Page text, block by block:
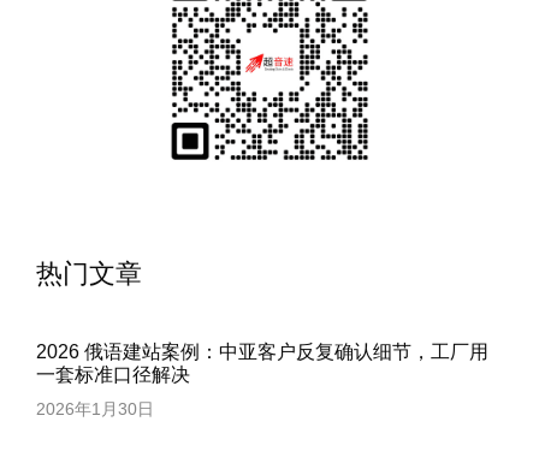
热门文章
2026 俄语建站案例：中亚客户反复确认细节，工厂用
一套标准口径解决
2026年1月30日